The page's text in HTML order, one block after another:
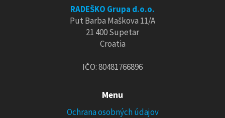
RADEŠKO Grupa d.o.o.
Put Barba Maškova 11/A
21 400 Supetar
Croatia
IČO: 80481766896
Menu
Ochrana osobných údajov